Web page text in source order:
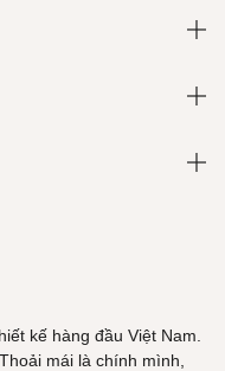
kế hàng đầu Việt Nam.
mái là chính mình,